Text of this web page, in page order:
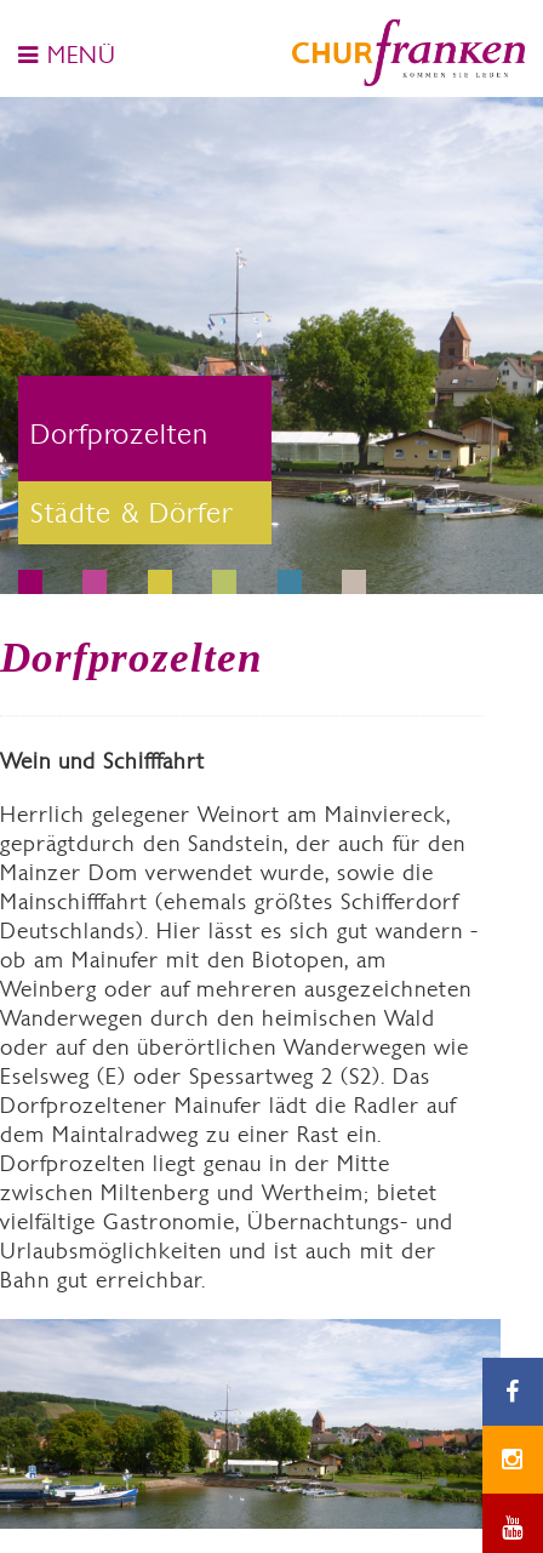
MENÜ
Dorfprozelten
Städte & Dörfer
Dorfprozelten
Wein und Schifffahrt
Herrlich gelegener Weinort am Mainviereck,
geprägtdurch den Sandstein, der auch für den
Mainzer Dom verwendet wurde, sowie die
Mainschifffahrt (ehemals größtes Schifferdorf
Deutschlands). Hier lässt es sich gut wandern -
ob am Mainufer mit den Biotopen, am
Weinberg oder auf mehreren ausgezeichneten
Wanderwegen durch den heimischen Wald
oder auf den überörtlichen Wanderwegen wie
Eselsweg (E) oder Spessartweg 2 (S2). Das
Dorfprozeltener Mainufer lädt die Radler auf
dem Maintalradweg zu einer Rast ein.
Dorfprozelten liegt genau in der Mitte
zwischen Miltenberg und Wertheim; bietet
vielfältige Gastronomie, Übernachtungs- und
Urlaubsmöglichkeiten und ist auch mit der
Bahn gut erreichbar.